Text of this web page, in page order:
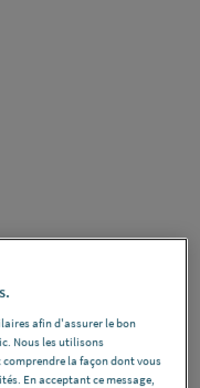
afin d'assurer le bon
Nous les utilisons
la façon dont vous
En acceptant ce message,